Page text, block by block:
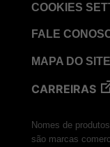
COOKIES
FALE
MAPA DO SITE
CARREIRAS
Nomes de
são marcas